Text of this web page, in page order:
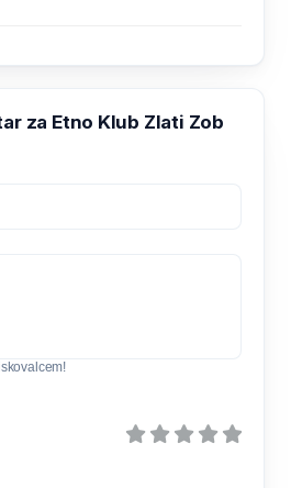
za Etno Klub Zlati Zob